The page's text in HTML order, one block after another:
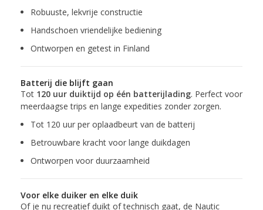
Robuuste, lekvrije constructie
Handschoen vriendelijke bediening
Ontworpen en getest in Finland
Batterij die blijft gaan
Tot 120 uur duiktijd op één batterijlading. Perfect voor
meerdaagse trips en lange expedities zonder zorgen.
Tot 120 uur per oplaadbeurt van de batterij
Betrouwbare kracht voor lange duikdagen
Ontworpen voor duurzaamheid
Voor elke duiker en elke duik
Of je nu recreatief duikt of technisch gaat, de Nautic